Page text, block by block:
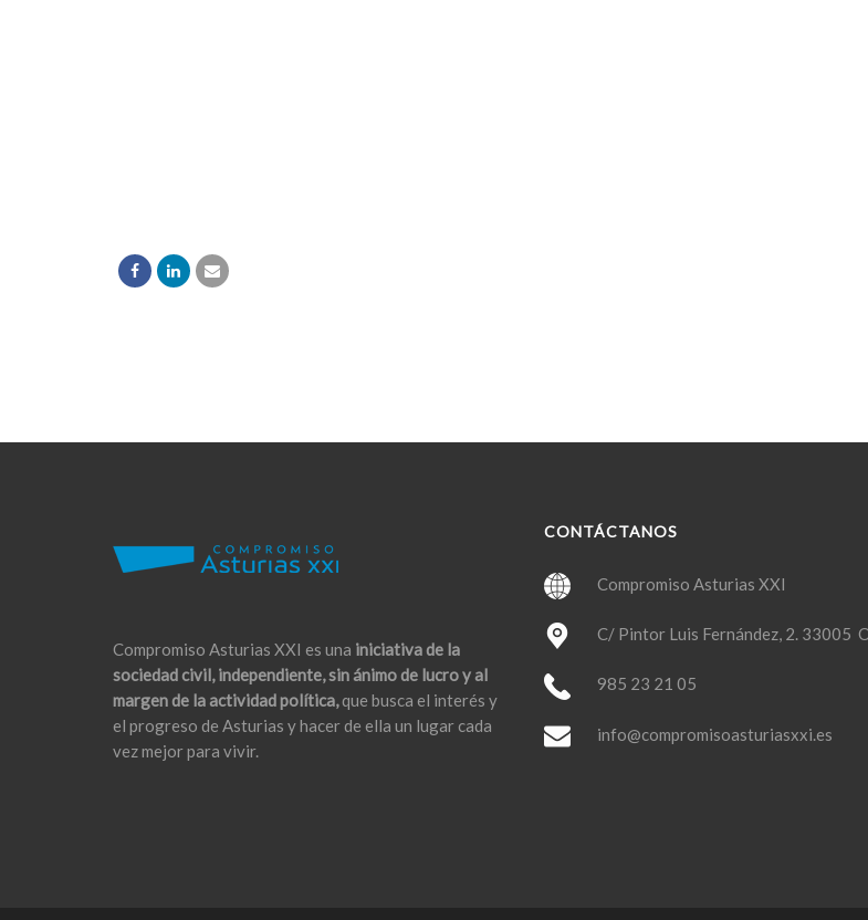
Compromiso Asturias XXI es una iniciativa de la
sociedad civil, independiente, sin ánimo de lucro y al
margen de la actividad política,que busca el interés y
el progreso de Asturias y hacer de ella un lugar cada
vez mejor para vivir.
CONTÁCTANOS
Compromiso Asturias XXI
C/ Pintor Luis Fernández, 2. 33005
985 23 21 05
info@compromisoasturiasxxi.es